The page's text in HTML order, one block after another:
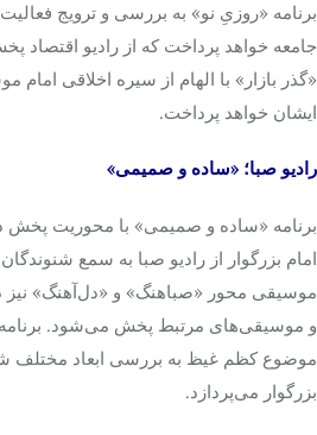
برنامه «روزیِ نو» به بررسی و ترویج
جامعه خواهد پرداخت که از رادیو
«گذر بازار» با الهام از سیره اخلاقی
ایشان خواهد پرداخت.
رادیو صبا؛ «ساده و صمیمی»
برنامه «ساده و صمیمی» با محوریت پخش
امام بزرگوار از رادیو صبا به سمع
موسیقی محور «صباهنگ» و «دل‌آهنگ»
و موسیقی‌های مرتبط پخش می‌شود.
موضوع کظم غیظ به بررسی ابعاد مختلف
بزرگوار می‌پردازد.